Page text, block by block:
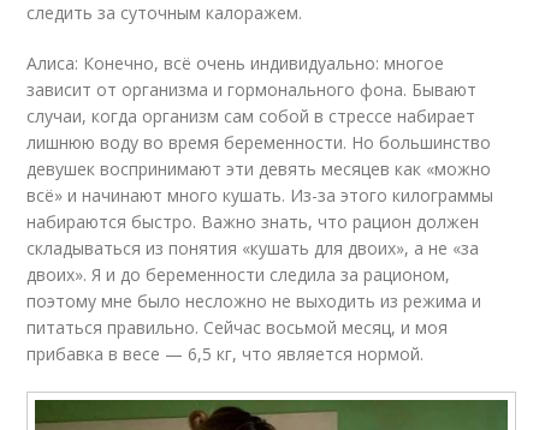
следить за суточным калоражем.
Алиса: Конечно, всё очень индивидуально: многое
зависит от организма и гормонального фона. Бывают
случаи, когда организм сам собой в стрессе набирает
лишнюю воду во время беременности. Но большинство
девушек воспринимают эти девять месяцев как «можно
всё» и начинают много кушать. Из-за этого килограммы
набираются быстро. Важно знать, что рацион должен
складываться из понятия «кушать для двоих», а не «за
двоих». Я и до беременности следила за рационом,
поэтому мне было несложно не выходить из режима и
питаться правильно. Сейчас восьмой месяц, и моя
прибавка в весе — 6,5 кг, что является нормой.